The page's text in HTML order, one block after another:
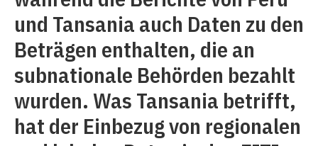
und Tansania auch Daten zu den
Beträgen enthalten, die an
subnationale Behörden bezahlt
wurden. Was Tansania betrifft,
hat der Einbezug von regionalen